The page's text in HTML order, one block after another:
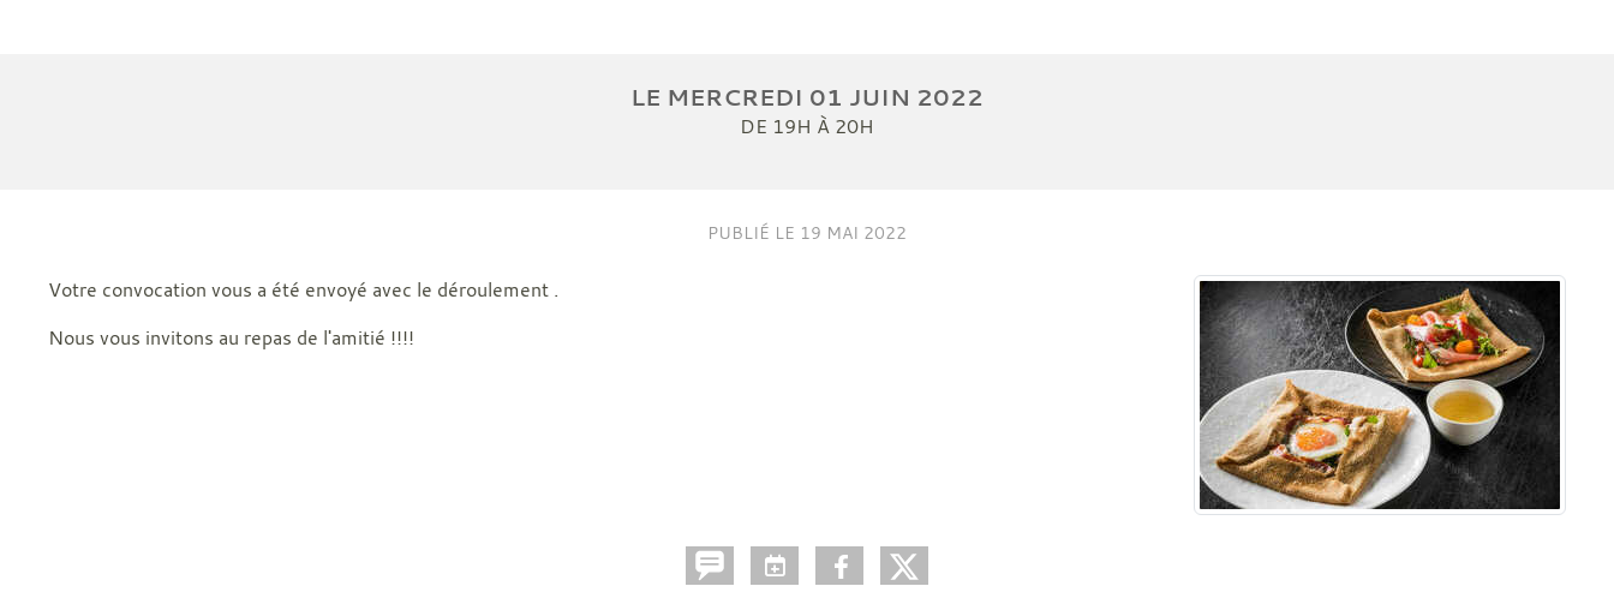
LE MERCREDI 01 JUIN 2022
DE 19H À 20H
PUBLIÉ LE 19 MAI 2022
Votre convocation vous a été envoyé avec le déroulement .
Nous vous invitons au repas de l'amitié !!!!